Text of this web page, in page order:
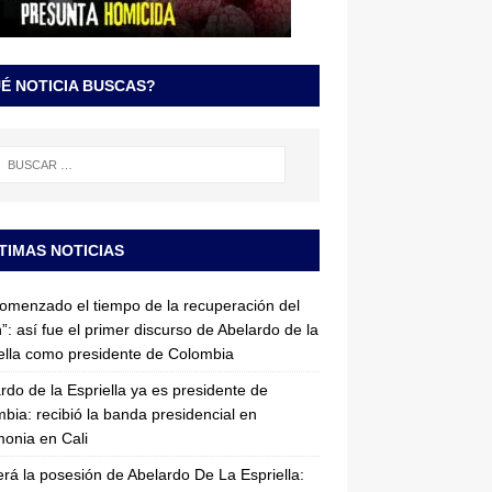
NOTICIA BUSCAS?
NOTICIAS
el tiempo de la recuperación del
así fue el primer discurso de Abelardo de la
como presidente de Colombia
de la Espriella ya es presidente de
recibió la banda presidencial en
en Cali
la posesión de Abelardo De La Espriella: